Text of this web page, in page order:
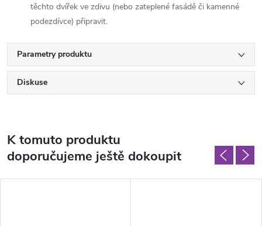
těchto dvířek ve zdivu (nebo zateplené fasádě či kamenné
podezdívce) připravit.
Parametry produktu
Diskuse
K tomuto produktu
doporučujeme ještě dokoupit